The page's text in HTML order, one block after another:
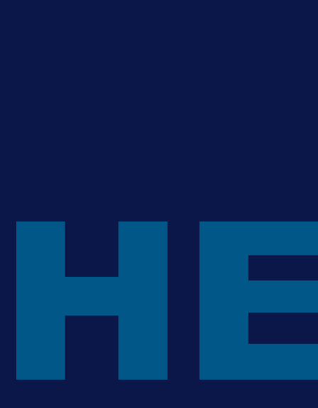
je Barbarez rekao o transferu